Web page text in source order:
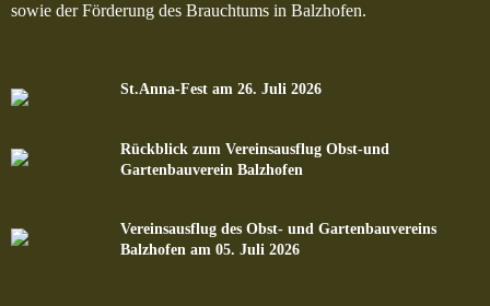
sowie der Förderung des Brauchtums in Balzhofen.
St.Anna-Fest am 26. Juli 2026
Rückblick zum Vereinsausflug Obst-und
Gartenbauverein Balzhofen
Vereinsausflug des Obst- und Gartenbauvereins
Balzhofen am 05. Juli 2026